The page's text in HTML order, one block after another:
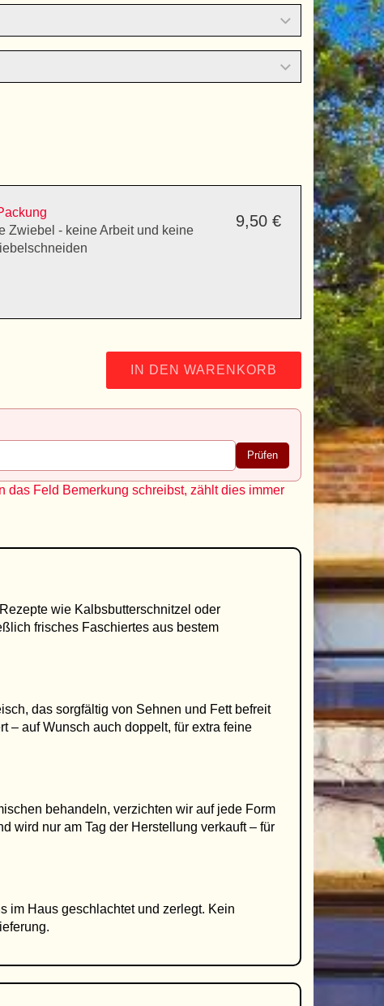
Zwiebel - keine Arbeit und keine
9,50 €
IN DEN WARENKORB
Prüfen
das Feld Bemerkung schreibst, zählt dies immer
wie Kalbsbutterschnitzel oder
frisches Faschiertes aus bestem
das sorgfältig von Sehnen und Fett befreit
– auf Wunsch auch doppelt, für extra feine
behandeln, verzichten wir auf jede Form
wird nur am Tag der Herstellung verkauft – für
im Haus geschlachtet und zerlegt. Kein